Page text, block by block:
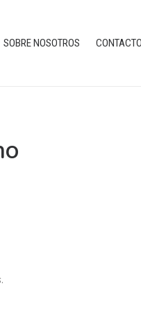
SOBRE NOSOTROS